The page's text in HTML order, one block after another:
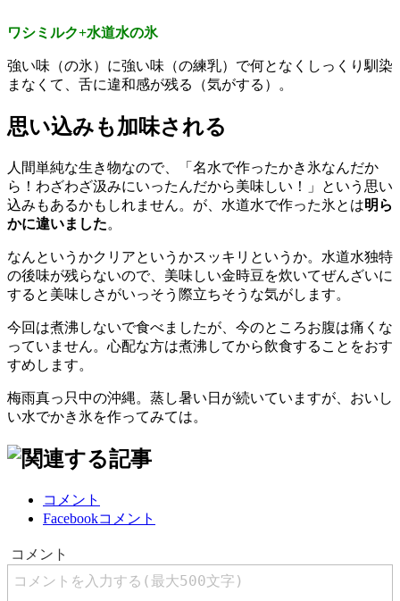
ワシミルク+水道水の氷
強い味（の氷）に強い味（の練乳）で何となくしっくり馴染
まなくて、舌に違和感が残る（気がする）。
思い込みも加味される
人間単純な生き物なので、「名水で作ったかき氷なんだか
ら！わざわざ汲みにいったんだから美味しい！」という思い
込みもあるかもしれません。が、水道水で作った氷とは明ら
かに違いました。
なんというかクリアというかスッキリというか。水道水独特
の後味が残らないので、美味しい金時豆を炊いてぜんざいに
すると美味しさがいっそう際立ちそうな気がします。
今回は煮沸しないで食べましたが、今のところお腹は痛くな
っていません。心配な方は煮沸してから飲食することをおす
すめします。
梅雨真っ只中の沖縄。蒸し暑い日が続いていますが、おいし
い水でかき氷を作ってみては。
コメント
Facebookコメント